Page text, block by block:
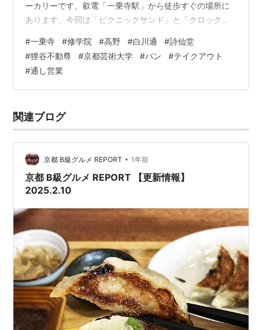
ーカリーです。叡電「一乗寺駅」から徒歩すぐの場所に
あります。今回は「ピクニックサンド」と「クロックム
所…京都市左京区一乗寺南大丸町48-6（Google マップ）
●TEL…075-703-6710●定休日…水曜日●交通…叡電
「一乗寺駅」から徒歩すぐ●専用駐車場…なし●タバコ…
禁煙●ホームページ…Instagram 記事制作：京都 B級グル
#一乗寺 #修学院 #高野 #白川通 #詩仙堂
#狸谷不動尊 #京都芸術大学 #パン #テイクアウト
#通し営業
関連ブログ
京都 B級グルメ REPORT • 1年前
京都 B級グルメ REPORT 【更新情報】
2025.2.10